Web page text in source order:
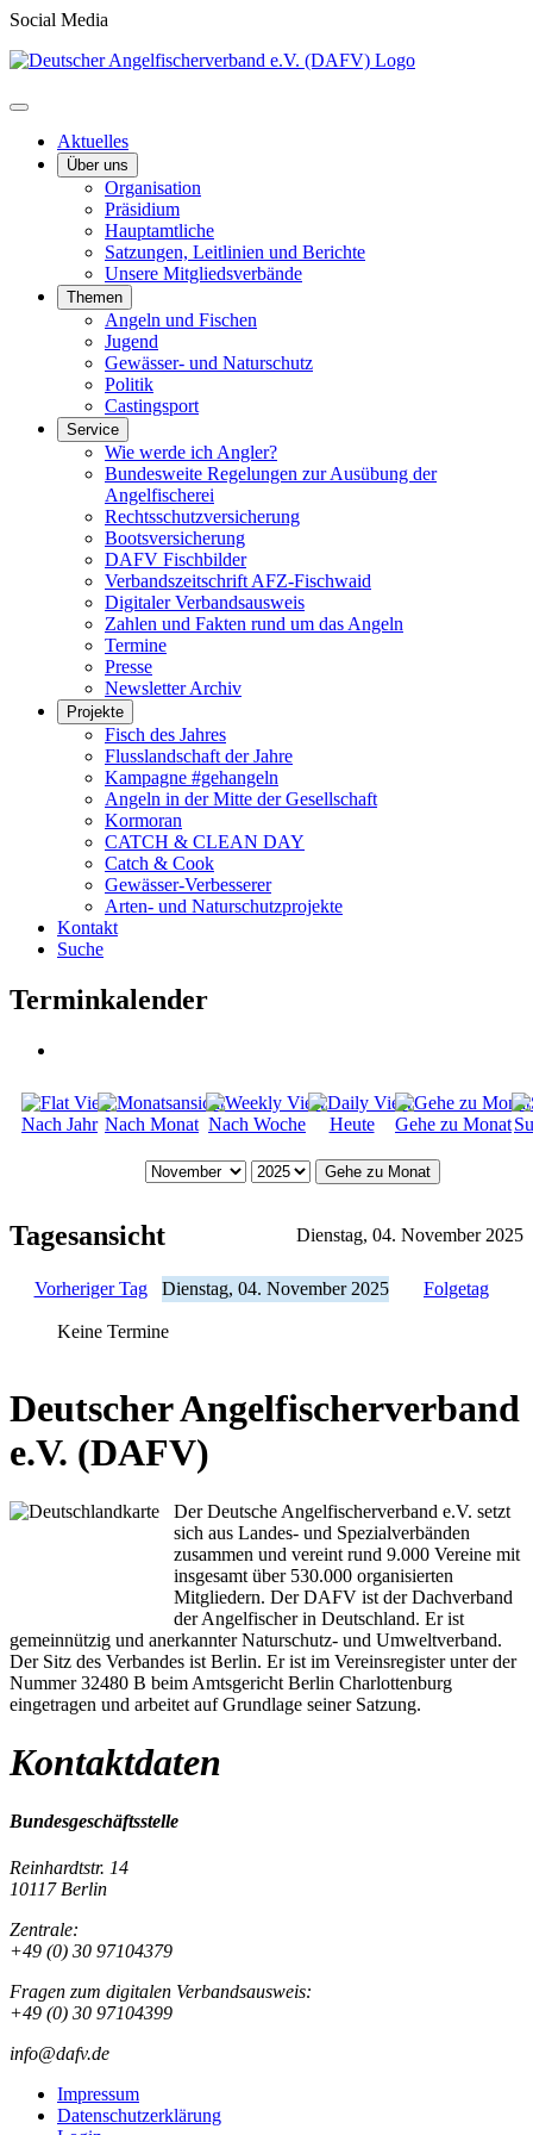
Social Media
Aktuelles
Über uns
Organisation
Präsidium
Hauptamtliche
Satzungen, Leitlinien und Berichte
Unsere Mitgliedsverbände
Themen
Angeln und Fischen
Jugend
Gewässer- und Naturschutz
Politik
Castingsport
Service
Wie werde ich Angler?
Bundesweite Regelungen zur Ausübung der
Angelfischerei
Rechtsschutzversicherung
Bootsversicherung
DAFV Fischbilder
Verbandszeitschrift AFZ-Fischwaid
Digitaler Verbandsausweis
Zahlen und Fakten rund um das Angeln
Termine
Presse
Newsletter Archiv
Projekte
Fisch des Jahres
Flusslandschaft der Jahre
Kampagne #gehangeln
Angeln in der Mitte der Gesellschaft
Kormoran
CATCH & CLEAN DAY
Catch & Cook
Gewässer-Verbesserer
Arten- und Naturschutzprojekte
Kontakt
Suche
Terminkalender
Nach Jahr Nach Monat Nach Woche Heute Gehe zu Monat
Gehe zu Monat
Tagesansicht Dienstag, 04. November 2025
Vorheriger Tag Dienstag, 04. November 2025 Folgetag
Keine Termine
Deutscher Angelfischerverband
e.V. (DAFV)
Der Deutsche Angelfischerverband e.V. setzt
sich aus Landes- und Spezialverbänden
zusammen und vereint rund 9.000 Vereine mit
insgesamt über 530.000 organisierten
Mitgliedern. Der DAFV ist der Dachverband
der Angelfischer in Deutschland. Er ist
gemeinnützig und anerkannter Naturschutz- und Umweltverband.
Der Sitz des Verbandes ist Berlin. Er ist im Vereinsregister unter der
Nummer 32480 B beim Amtsgericht Berlin Charlottenburg
eingetragen und arbeitet auf Grundlage seiner Satzung.
Kontaktdaten
Bundesgeschäftsstelle
Reinhardtstr. 14
10117 Berlin
Zentrale:
+49 (0) 30 97104379
Fragen zum digitalen Verbandsausweis:
+49 (0) 30 97104399
info@dafv.de
Impressum
Datenschutzerklärung